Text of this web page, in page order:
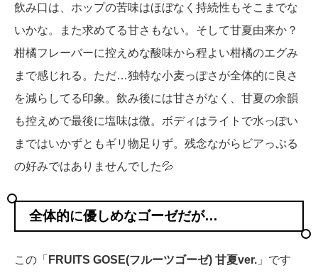
飲み口は、ホップの苦味はほぼなく持続性もそこまでな
いかな。また求めてる甘さもない。そして甘夏由来か？
柑橘フレーバーに控えめな酸味から程よい柑橘のエグみ
まで感じれる。ただ…独特な小麦っぽさが全体的に良さ
を減らしてる印象。飲み後には甘さがなく、甘夏の余韻
も控えめで最後に塩味は微。ボディはライトで水っぽい
まではいかずともギリ物足りず。残念ながらビアっぷる
の好みではありませんでした💦
全体的に優しめなゴーゼだが…
この「 FRUITS GOSE(フルーツゴーゼ) 甘夏ver. 」です